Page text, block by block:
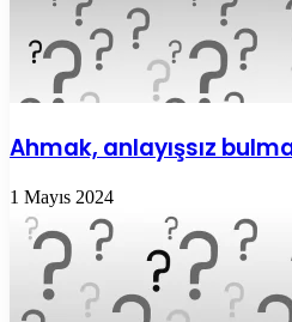
Ahmak, anlayışsız
1 Mayıs 2024